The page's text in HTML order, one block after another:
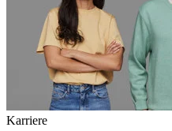
Karriere